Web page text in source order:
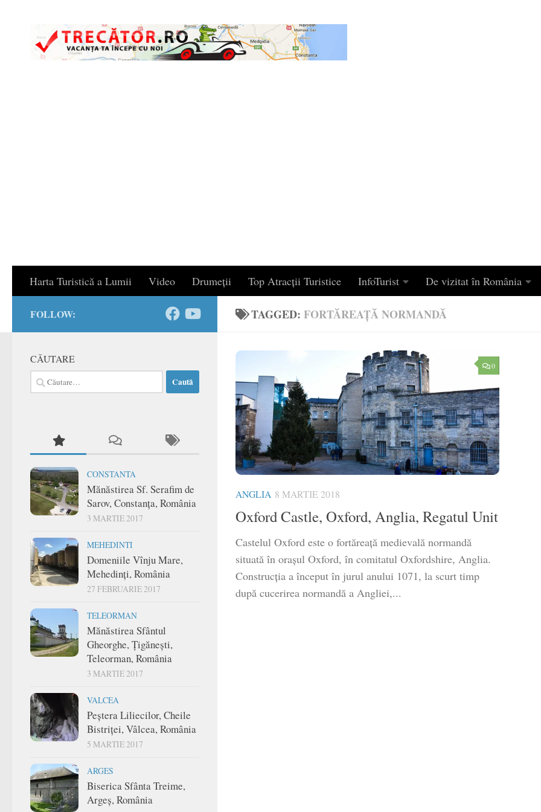
Harta Turistică a Lumii Video Drumeții Top Atracții Turistice InfoTurist De vizitat în România
TAGGED:FORTĂREAȚĂ NORMANDĂ
0
ANGLIA 8 MARTIE 2018
Oxford Castle, Oxford, Anglia, Regatul Unit
Castelul Oxford este o fortăreață medievală normandă
situată în orașul Oxford, în comitatul Oxfordshire, Anglia.
Construcția a început în jurul anului 1071, la scurt timp
după cucerirea normandă a Angliei,...
FOLLOW:
CĂUTARE
Caută
după:
CONSTANTA
Mănăstirea Sf. Serafim de
Sarov, Constanța, România
3 MARTIE 2017
MEHEDINTI
Domeniile Vînju Mare,
Mehedinți, România
27 FEBRUARIE 2017
TELEORMAN
Mănăstirea Sfântul
Gheorghe, Țigănești,
Teleorman, România
3 MARTIE 2017
VALCEA
Peștera Liliecilor, Cheile
Bistriței, Vâlcea, România
5 MARTIE 2017
ARGES
Biserica Sfânta Treime,
Argeș, România